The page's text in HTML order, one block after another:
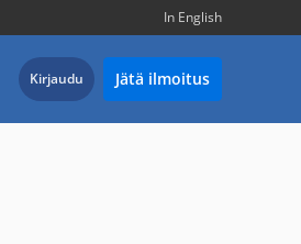
In English
Kirjaudu Jätä ilmoitus